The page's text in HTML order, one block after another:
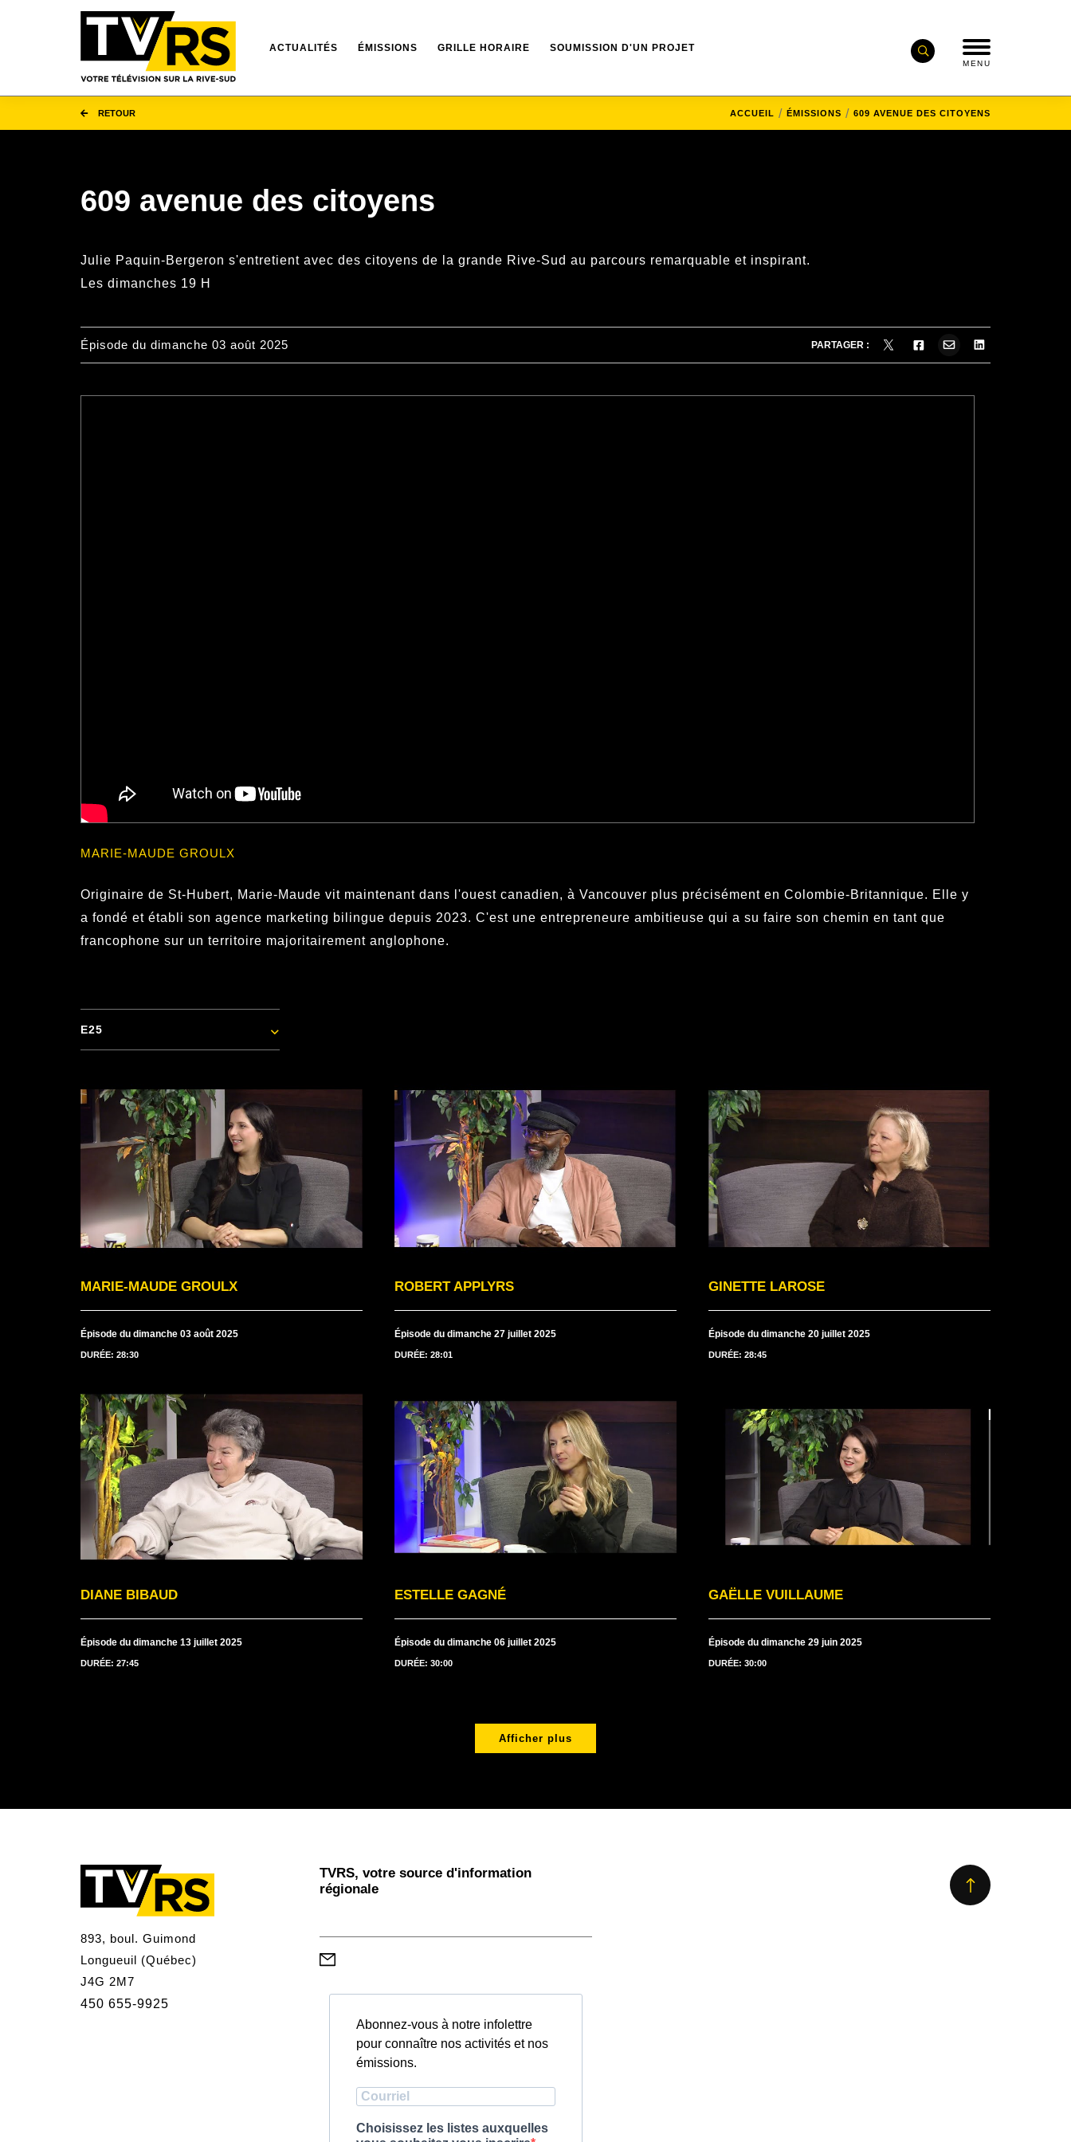
ACTUALITÉS ÉMISSIONS GRILLE HORAIRE SOUMISSION D'UN PROJET
MENU
RETOUR ACCUEIL ÉMISSIONS 609 AVENUE DES CITOYENS
609 avenue des citoyens
Julie Paquin-Bergeron s'entretient avec des citoyens de la grande Rive-Sud au parcours remarquable et inspirant.
Les dimanches 19 H
Épisode du dimanche 03 août 2025 PARTAGER :
MARIE-MAUDE GROULX
Originaire de St-Hubert, Marie-Maude vit maintenant dans l'ouest canadien, à Vancouver plus précisément en Colombie-Britannique. Elle y
a fondé et établi son agence marketing bilingue depuis 2023. C'est une entrepreneure ambitieuse qui a su faire son chemin en tant que
francophone sur un territoire majoritairement anglophone.
E25
MARIE-MAUDE GROULX
Épisode du dimanche 03 août 2025
DURÉE: 28:30
ROBERT APPLYRS
Épisode du dimanche 27 juillet 2025
DURÉE: 28:01
GINETTE LAROSE
Épisode du dimanche 20 juillet 2025
DURÉE: 28:45
DIANE BIBAUD
Épisode du dimanche 13 juillet 2025
DURÉE: 27:45
ESTELLE GAGNÉ
Épisode du dimanche 06 juillet 2025
DURÉE: 30:00
GAËLLE VUILLAUME
Épisode du dimanche 29 juin 2025
DURÉE: 30:00
Afficher plus
893, boul. Guimond
Longueuil (Québec)
J4G 2M7
450 655-9925
TVRS, votre source d'information
régionale
Abonnez-vous à notre infolettre
pour connaître nos activités et nos
émissions.
Choisissez les listes auxquelles